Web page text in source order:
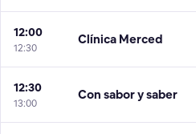
12:00
12:30
Clínica Merced
12:30
13:00
Con sabor y saber